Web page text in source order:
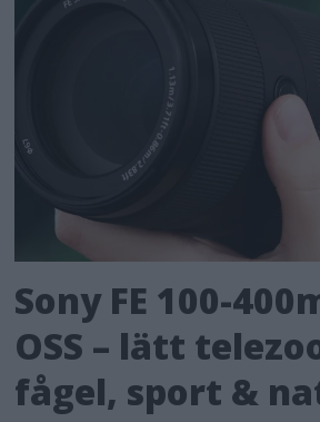
Sony FE 100-
OSS – lätt
fågel, sport &